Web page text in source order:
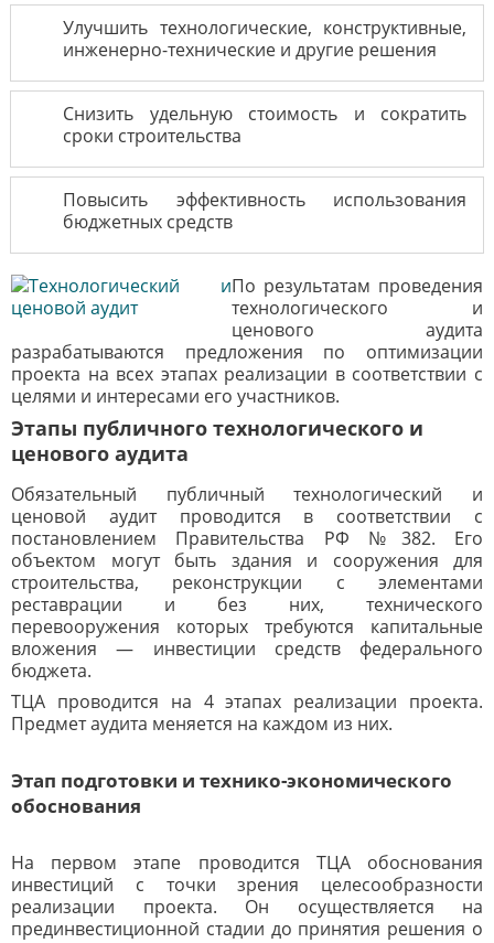
Улучшить технологические, конструктивные,
инженерно-технические и другие решения
Снизить удельную стоимость и сократить
сроки строительства
Повысить эффективность использования
бюджетных средств
По результатам проведения
технологического и
ценового аудита
разрабатываются предложения по оптимизации
проекта на всех этапах реализации в соответствии с
целями и интересами его участников.
Этапы публичного технологического и
ценового аудита
Обязательный публичный технологический и
ценовой аудит проводится в соответствии с
постановлением Правительства РФ №382. Его
объектом могут быть здания и сооружения для
строительства, реконструкции с элементами
реставрации и без них, технического
перевооружения которых требуются капитальные
вложения — инвестиции средств федерального
бюджета.
ТЦА проводится на 4 этапах реализации проекта.
Предмет аудита меняется на каждом из них.
Этап подготовки и технико-экономического
обоснования
На первом этапе проводится ТЦА обоснования
инвестиций с точки зрения целесообразности
реализации проекта. Он осуществляется на
прединвестиционной стадии до принятия решения о